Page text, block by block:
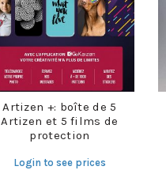
Artizen +: boîte de 5
Artizen et 5 films de
protection
Login to see prices